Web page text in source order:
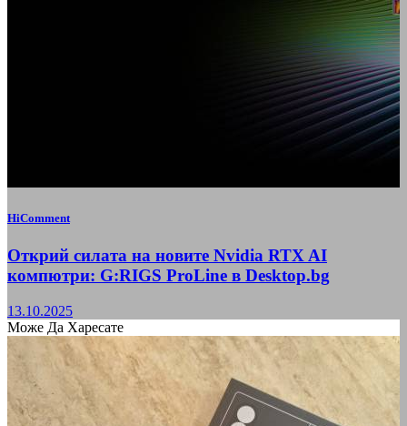
HiComment
Открий силата на новите Nvidia RTX AI
компютри: G:RIGS ProLine в Desktop.bg
13.10.2025
Може Да Харесате